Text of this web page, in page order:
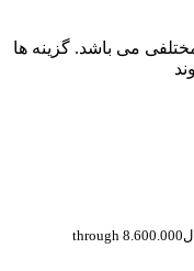
می باشد. گزینه ها
Price range: ریال8.600.000 through